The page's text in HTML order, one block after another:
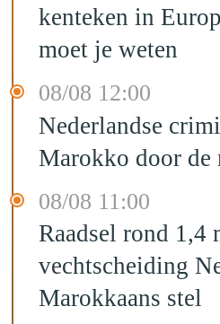
kenteken in
moet je weten
08/08 12:00
Nederlandse
Marokko door de
08/08 11:00
Raadsel rond
vechtscheiding
Marokkaans stel